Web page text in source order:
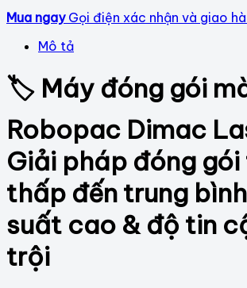
Mua ngay Gọi điện xác nhận và giao
Mô tả
🏷 Máy đóng gói
Robopac Dimac
Giải pháp đóng
thấp đến trung
suất cao & độ tin
trội